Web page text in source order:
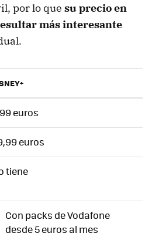
por lo que su precio en
más interesante
euros
euros
tiene
Con packs de Vodafone
desde 5 euros al mes